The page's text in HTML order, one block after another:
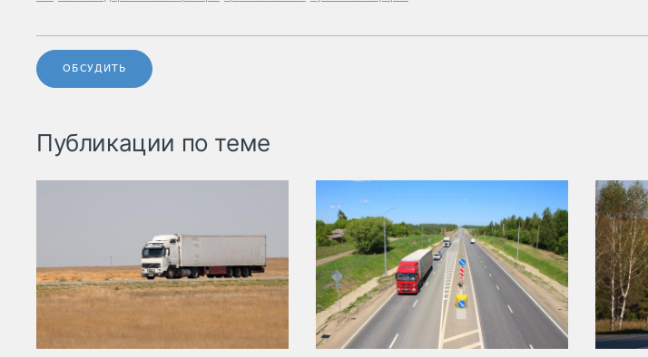
ОБСУДИТЬ
Публикации по теме